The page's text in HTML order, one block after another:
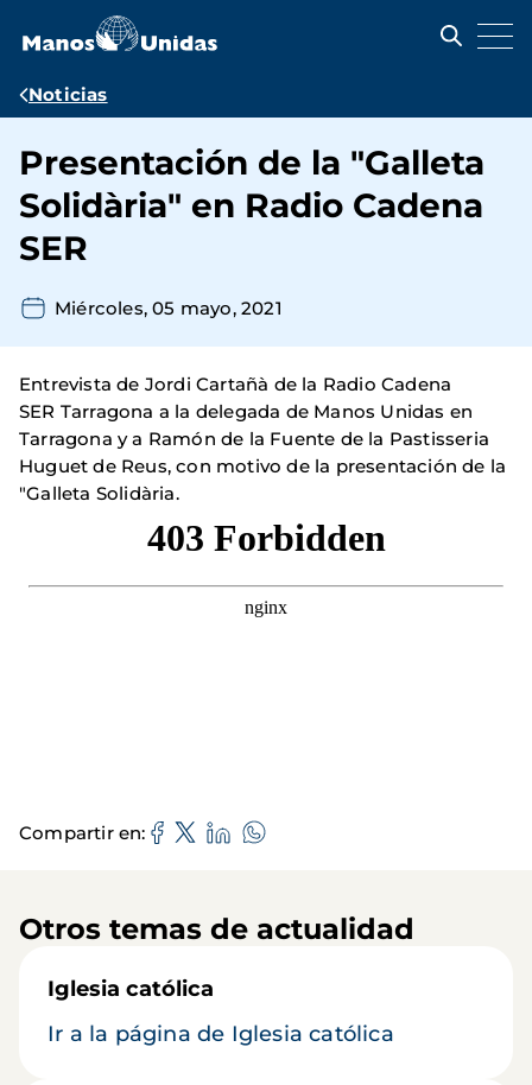
contenido
Ruta
navegación
Noticias
Presentación de la "Galleta
Solidària" en Radio Cadena
SER
Miércoles, 05 mayo, 2021
Entrevista de Jordi Cartañà de la Radio Cadena
SER Tarragona a la delegada de Manos Unidas en
Tarragona y a Ramón de la Fuente de la Pastisseria
Huguet de Reus, con motivo de la presentación de la
"Galleta Solidària.
Compartir en
Otros temas de actualidad
Iglesia católica
Ir a la página de Iglesia católica